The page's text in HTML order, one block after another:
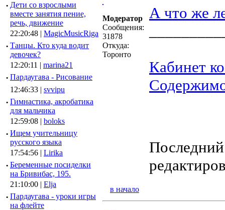
· Дети со взрослыми
вместе занятия пение,
речь, движение
22:20:48 | MagicMusicRiga
· Танцы. Кто куда водит
девочек?
12:20:11 | marina21
· Пардаугава - Рисование
12:46:33 | svvipu
· Гимнастика, акробатика
для мальчика
12:59:08 | boloks
· Ищем учительницу
русского языка
17:54:56 | Lirika
· Беременные посиделки
на Бривибас, 195.
21:10:00 | Elja
· Пардаугава - уроки игры
на флейте
Модератор
Сообщения:
31878
Откуда:
Торонто
А что же
Кабинет
в начало